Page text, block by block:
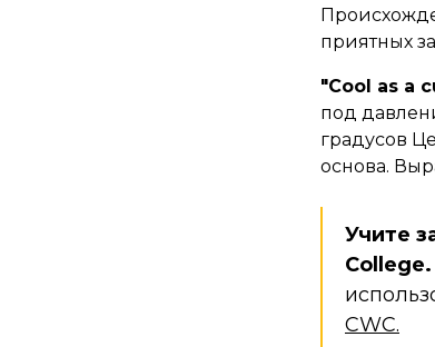
приятных
"Cool as a
под
градусов
основа.
Учите
College.
CWC.